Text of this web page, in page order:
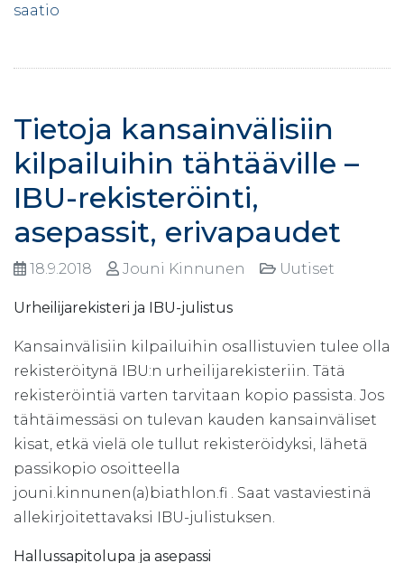
saatio
Tietoja kansainvälisiin
kilpailuihin tähtääville –
IBU-rekisteröinti,
asepassit, erivapaudet
18.9.2018 Jouni Kinnunen Uutiset
Urheilijarekisteri ja IBU-julistus
Kansainvälisiin kilpailuihin osallistuvien tulee olla
rekisteröitynä IBU:n urheilijarekisteriin. Tätä
rekisteröintiä varten tarvitaan kopio passista. Jos
tähtäimessäsi on tulevan kauden kansainväliset
kisat, etkä vielä ole tullut rekisteröidyksi, lähetä
passikopio osoitteella
jouni.kinnunen(a)biathlon.fi . Saat vastaviestinä
allekirjoitettavaksi IBU-julistuksen.
Hallussapitolupa ja asepassi